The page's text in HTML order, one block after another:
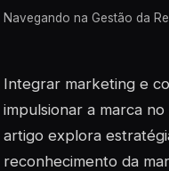
Navegando na Gestão da
Integrar marketing e
impulsionar a marca
artigo explora
reconhecimento da